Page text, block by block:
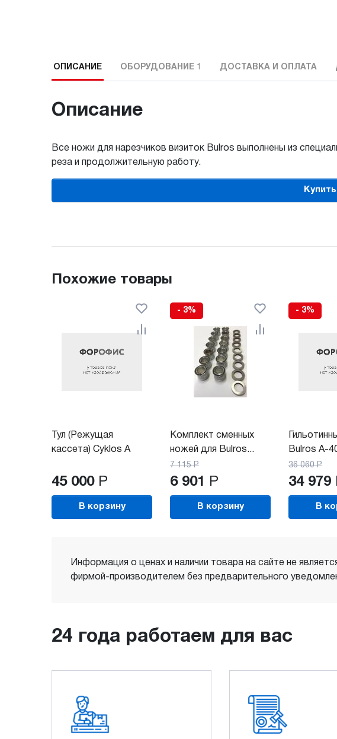
ОПИСАНИЕ ОБОРУДОВАНИЕ ДОСТАВКА И ОПЛАТА
Описание
Все ножи для нарезчиков визиток Bulros выполнены из
реза и продолжительную работу.
Похожие товары
Тул (Режущая
кассета) Cyklos A
45 000 Р
В корзину
- 3%
Комплект сменных
ножей для Bulros...
7 115 Р
6 901 Р
В корзину
- 3%
Bulros A-
36 060 Р
34 979
В
Информация о ценах и наличии товара на сайте не
фирмой-производителем без предварительного
24 года работаем для вас